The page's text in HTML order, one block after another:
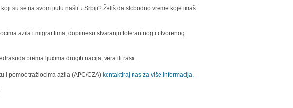
su se na svom putu našli u Srbiji? Želiš da slobodno vreme koje imaš
azila i migrantima, doprinesu stvaranju tolerantnog i otvorenog
prema ljudima drugih nacija, vera ili rasa.
i pomoć tražiocima azila (APC/CZA) kontaktiraj nas za više informacija.